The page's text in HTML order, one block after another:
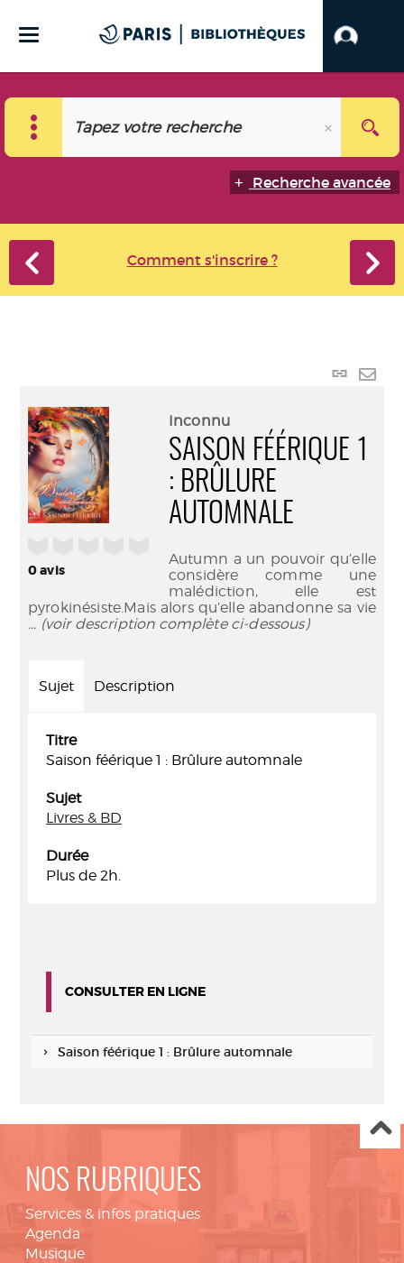
Recherche avancée
Comment s'inscrire ?
Lien
0avis
Inconnu
SAISON FÉÉRIQUE 1
: BRÛLURE
AUTOMNALE
Autumn a un pouvoir qu’elle
considère comme une
malédiction, elle est
pyrokinésiste.Mais alors qu’elle abandonne sa vie
... (voir description complète ci-dessous)
Sujet Description
Titre
Saison féérique 1 : Brûlure automnale
Sujet
Livres & BD
Durée
Plus de 2h.
CONSULTER EN LIGNE
Saison féérique 1 : Brûlure automnale
NOS RUBRIQUES
Services & infos pratiques
Agenda
Musique